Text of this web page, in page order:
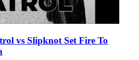
vs Slipknot Set Fire To